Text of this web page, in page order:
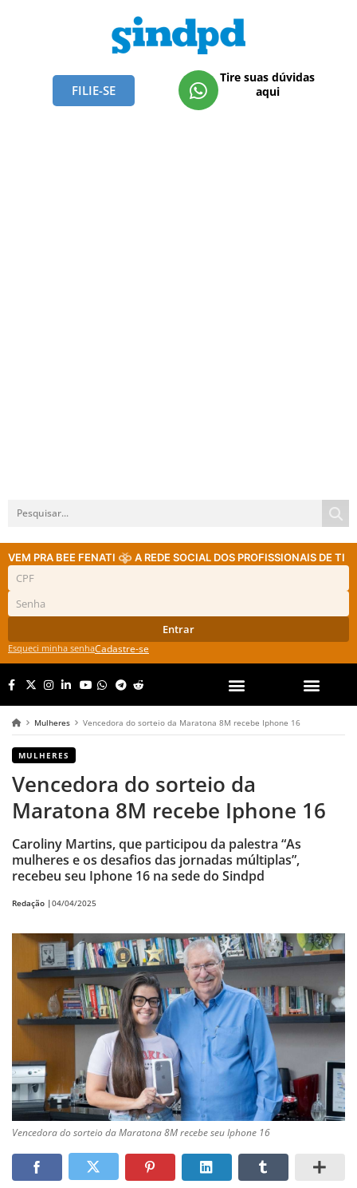
FILIE-SE
Tire suas dúvidas
aqui
VEM PRA BEE FENATI A REDE SOCIAL DOS PROFISSIONAIS DE TI
Entrar
Esqueci minha senhaCadastre-se
Mulheres Vencedora do sorteio da Maratona 8M recebe Iphone 16
MULHERES
Vencedora do sorteio da
Maratona 8M recebe Iphone 16
Caroliny Martins, que participou da palestra “As
mulheres e os desafios das jornadas múltiplas”,
recebeu seu Iphone 16 na sede do Sindpd
Redação |04/04/2025
Vencedora do sorteio da Maratona 8M recebe seu Iphone 16